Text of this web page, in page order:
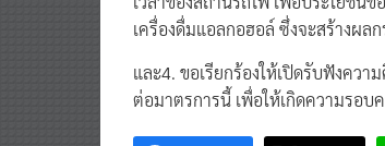
เครื่องดื่มแอลกอฮอล์ ซึ่งจะสร้างผ
และ4. ขอเรียกร้องให้เปิดรับฟังคว
ต่อมาตรการนี้ เพื่อให้เกิดความรอบ
Facebook Twitter